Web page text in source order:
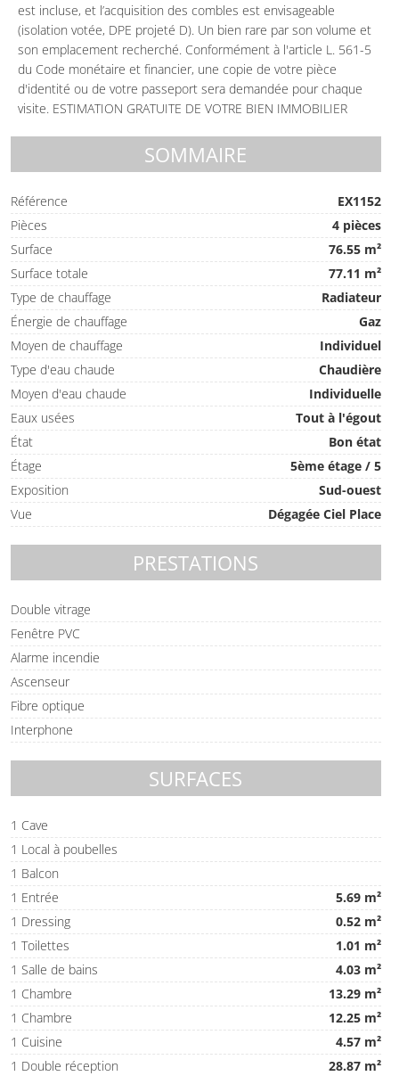
est incluse, et l’acquisition des combles est envisageable
(isolation votée, DPE projeté D). Un bien rare par son volume et
son emplacement recherché. Conformément à l'article L. 561-5
du Code monétaire et financier, une copie de votre pièce
d'identité ou de votre passeport sera demandée pour chaque
visite. ESTIMATION GRATUITE DE VOTRE BIEN IMMOBILIER
SOMMAIRE
Référence
EX1152
Pièces
4 pièces
Surface
76.55 m²
Surface totale
77.11 m²
Type de chauffage
Radiateur
Énergie de chauffage
Gaz
Moyen de chauffage
Individuel
Type d'eau chaude
Chaudière
Moyen d'eau chaude
Individuelle
Eaux usées
Tout à l'égout
État
Bon état
Étage
5ème étage / 5
Exposition
Sud-ouest
Vue
Dégagée Ciel Place
PRESTATIONS
Double vitrage
Fenêtre PVC
Alarme incendie
Ascenseur
Fibre optique
Interphone
SURFACES
1 Cave
1 Local à poubelles
1 Balcon
1 Entrée
5.69 m²
1 Dressing
0.52 m²
1 Toilettes
1.01 m²
1 Salle de bains
4.03 m²
1 Chambre
13.29 m²
1 Chambre
12.25 m²
1 Cuisine
4.57 m²
1 Double réception
28.87 m²